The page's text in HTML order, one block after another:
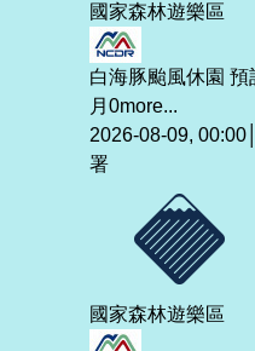
國家森林遊樂區
白海豚颱風休園
月0more...
2026-08-09,
署
國家森林遊樂區